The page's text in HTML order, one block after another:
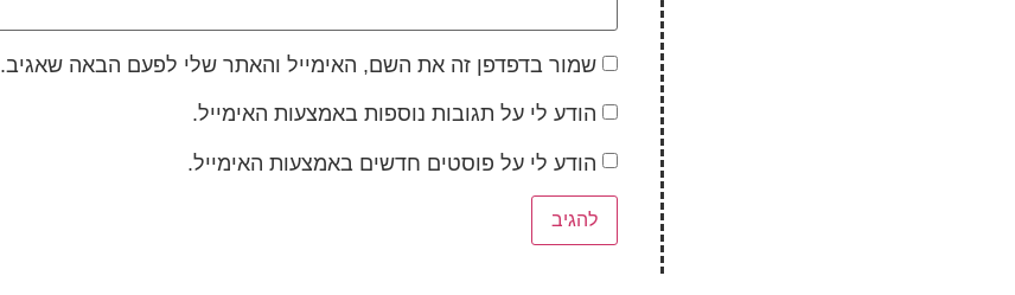
שמור בדפדפן זה את השם, האימייל והאתר שלי לפעם הבאה שאגיב.
הודע לי על תגובות נוספות באמצעות האימייל.
הודע לי על פוסטים חדשים באמצעות האימייל.